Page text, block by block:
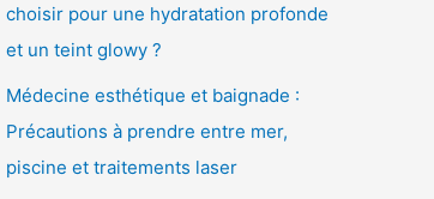
choisir pour une hydratation profonde
et un teint glowy ?
Médecine esthétique et baignade :
Précautions à prendre entre mer,
piscine et traitements laser